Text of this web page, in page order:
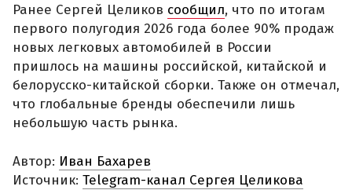
Ранее Сергей Целиков сообщил, что по итогам
первого полугодия 2026 года более 90% продаж
новых легковых автомобилей в России
пришлось на машины российской, китайской и
белорусско-китайской сборки. Также он отмечал,
что глобальные бренды обеспечили лишь
небольшую часть рынка.
Автор: Иван Бахарев
Источник: Telegram-канал Сергея Целикова